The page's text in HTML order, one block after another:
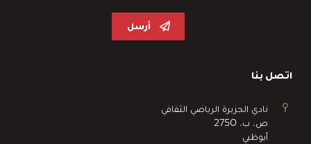
أرسل
اتصل بنا
نادي الجزيرة الرياضي الثقافي
ص. ب. 2750
أبوظبي